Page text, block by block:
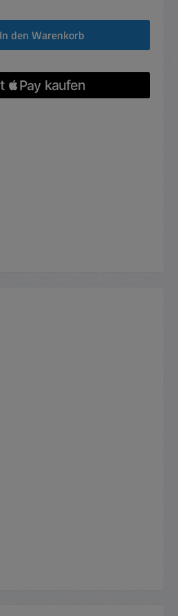
benutze die Schaltflächen um die
In den Warenkorb